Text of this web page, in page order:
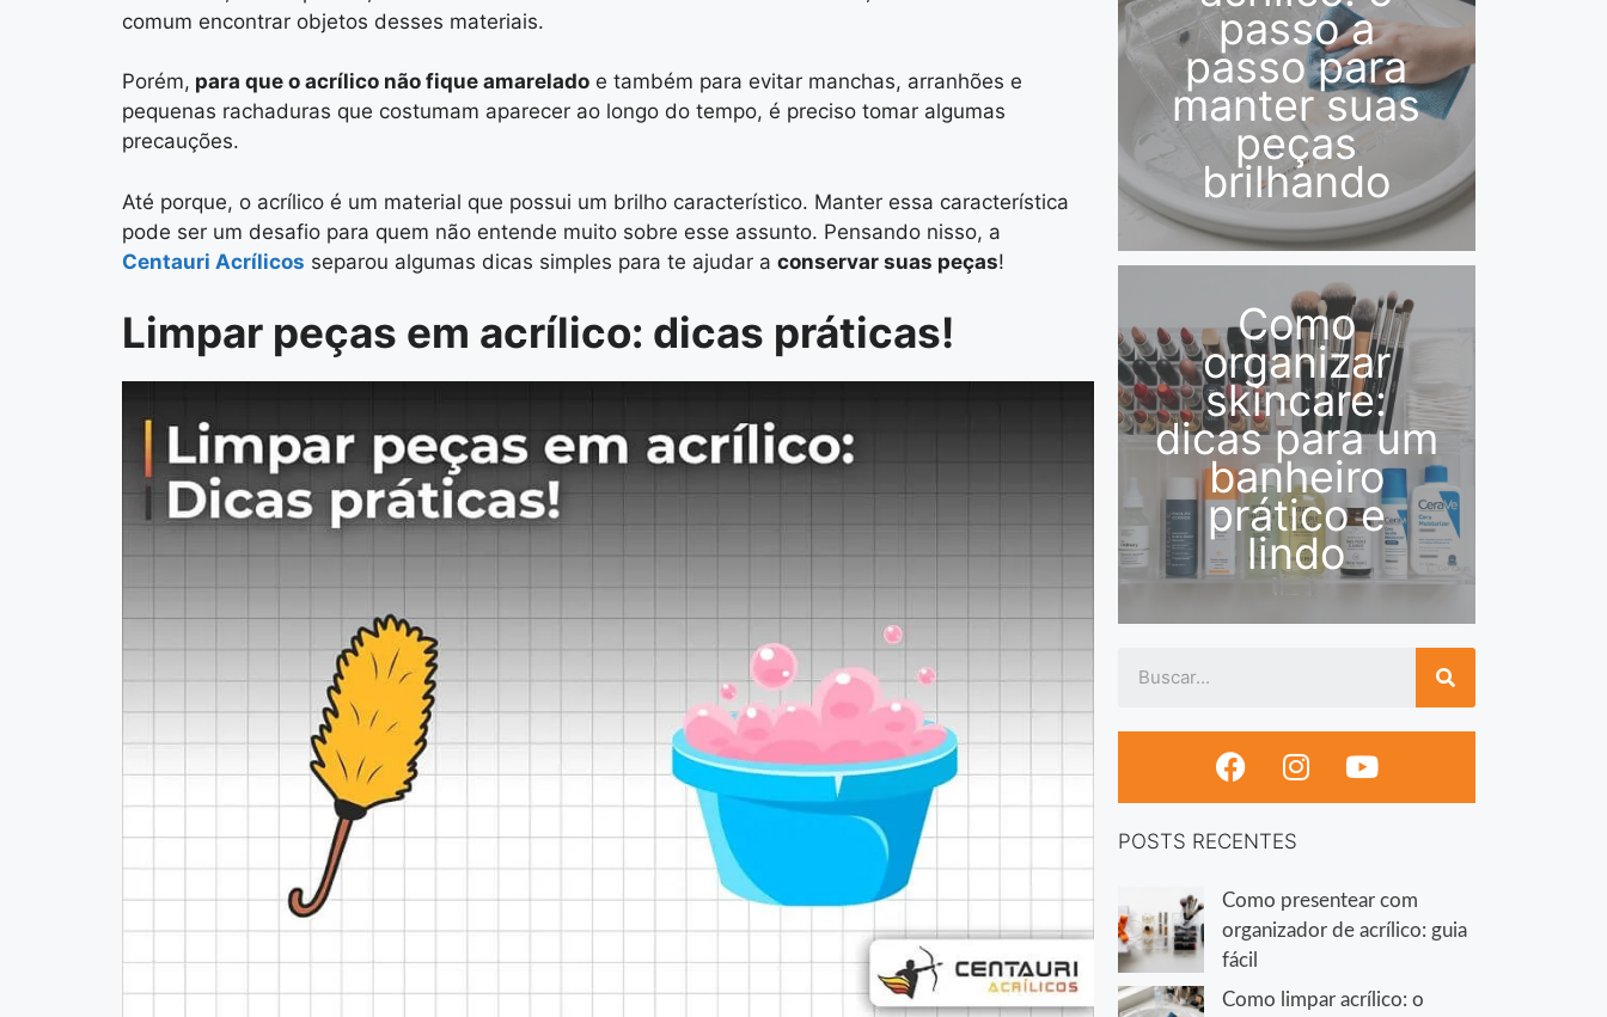
comum encontrar objetos desses materiais.
Porém, para que o acrílico não fique amarelado e também para evitar manchas, arranhões e
pequenas rachaduras que costumam aparecer ao longo do tempo, é preciso tomar algumas
precauções.
Até porque, o acrílico é um material que possui um brilho característico. Manter essa característica
pode ser um desafio para quem não entende muito sobre esse assunto. Pensando nisso, a
Centauri Acrílicos separou algumas dicas simples para te ajudar a conservar suas peças!
Limpar peças em acrílico: dicas práticas!
passo a
passo para
manter suas
peças
brilhando
Como
organizar
skincare:
dicas para um
banheiro
prático e
lindo
POSTS RECENTES
Como presentear com
organizador de acrílico: guia
fácil
Como limpar acrílico: o